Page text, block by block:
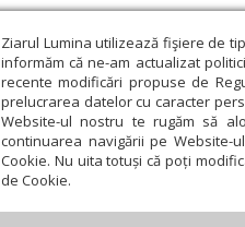
Ziarul Lumina utilizează fişiere de
informăm că ne-am actualizat
recente modificări propuse de
prelucrarea datelor cu caracter
Website-ul nostru te rugăm să
continuarea navigării pe Website-
Cookie. Nu uita totuși că poți
de Cookie.